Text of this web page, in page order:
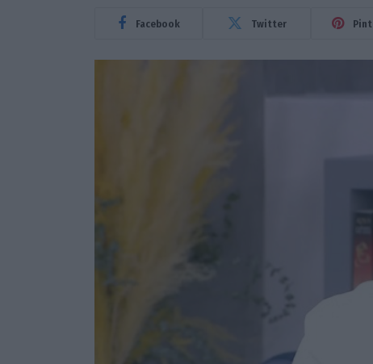
Facebook Twitter